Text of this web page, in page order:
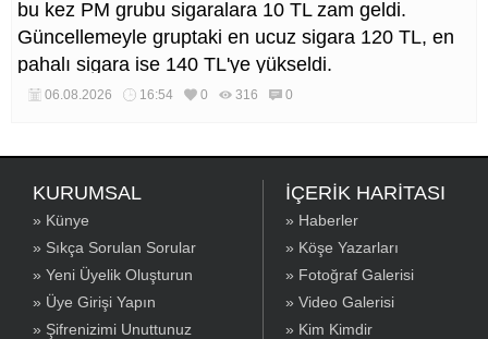
bu kez PM grubu sigaralara 10 TL zam geldi.
Güncellemeyle gruptaki en ucuz sigara 120 TL, en
pahalı sigara ise 140 TL'ye yükseldi.
06.08.2026 16:54 0 316 0
KURUMSAL
» Künye
» Sıkça Sorulan Sorular
» Yeni Üyelik Oluşturun
» Üye Girişi Yapın
» Şifrenizimi Unuttunuz
İÇERİK HARİTASI
» Haberler
» Köşe Yazarları
» Fotoğraf Galerisi
» Video Galerisi
» Kim Kimdir